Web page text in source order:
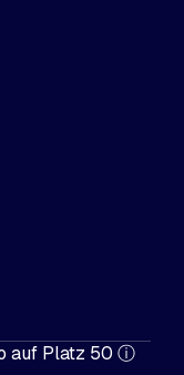
auf Platz 50 ⓘ